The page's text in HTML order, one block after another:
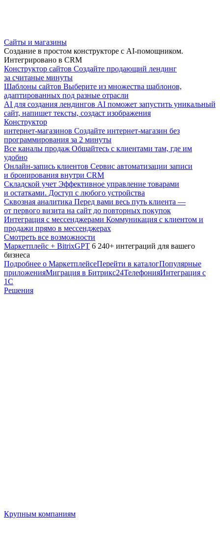
Сайты и магазины
Создание в простом конструкторе с AI-помощником.
Интегрировано в CRM
Конструктор сайтов Создайте продающий лендинг
за считаные минуты
Шаблоны сайтов Выберите из множества шаблонов,
адаптированных под разные отрасли
AI для создания лендингов AI поможет запустить уникальный
сайт, напишет тексты, создаст изображения
Конструктор
интернет-магазинов Создайте интернет-магазин без
программирования за 2 минуты
Все каналы продаж Общайтесь с клиентами там, где им
удобно
Онлайн-запись клиентов Сервис автоматизации записи
и бронирования внутри CRM
Складской учет Эффективное управление товарами
и остатками. Доступ с любого устройства
Сквозная аналитика Перед вами весь путь клиента —
от первого визита на сайт до повторных покупок
Интеграция с мессенджерами Коммуникация с клиентом и
продажи прямо в мессенджерах
Смотреть все возможности
Маркетплейс + BitrixGPT 6 240+ интеграций для вашего
бизнеса
Подробнее о МаркетплейсеПерейти в каталогПопулярные
приложенияМиграция в Битрикс24ТелефонияИнтеграция с
1С
Решения
Крупным компаниям